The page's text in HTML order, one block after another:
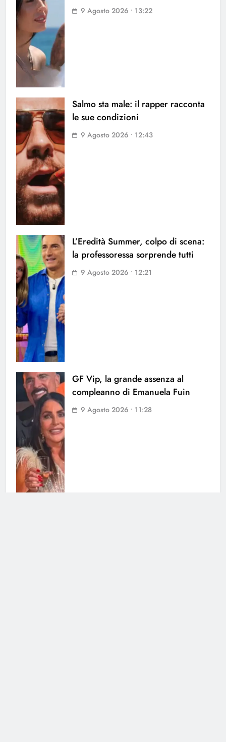
9 Agosto 2026 • 13:22
Salmo sta male: il rapper racconta
le sue condizioni
9 Agosto 2026 • 12:43
L’Eredità Summer, colpo di scena:
la professoressa sorprende tutti
9 Agosto 2026 • 12:21
GF Vip, la grande assenza al
compleanno di Emanuela Fuin
9 Agosto 2026 • 11:28